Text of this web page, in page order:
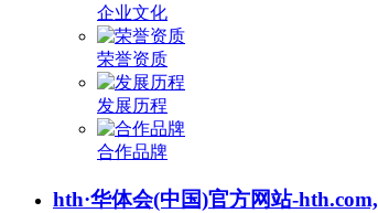
企业文化
荣誉资质
发展历程
合作品牌
hth·华体会(中国)官方网站-hth.com,